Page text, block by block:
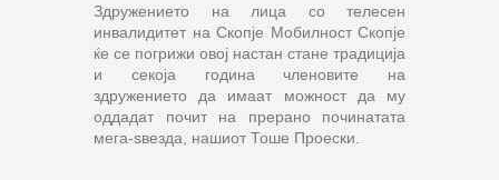
Здружението на лица со телесен
инвалидитет на Скопје Мобилност Скопје
ќе се погрижи овој настан стане традиција
и секоја година членовите на
здружението да имаат можност да му
оддадат почит на прерано починатата
мега-ѕвезда, нашиот Тоше Проески.